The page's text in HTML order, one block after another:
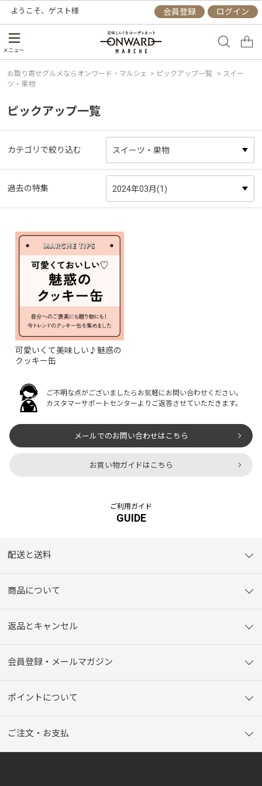
ようこそ、 ゲスト様 会員登録 ログイン
メニュー
お取り寄せグルメならオンワード・マルシェ > ピックアップ一覧
> スイー
ツ・果物
ピックアップ一覧
カテゴリで絞り込む
過去の特集
可愛いくて美味しい♪魅惑の
クッキー缶
ご不明な点がございましたらお気軽にお問い合わせください。
カスタマーサポートセンターよりご返答させていただきます。
メールでのお問い合わせはこちら
お買い物ガイドはこちら
ご利用ガイド
GUIDE
配送と送料
商品について
返品とキャンセル
会員登録・メールマガジン
ポイントについて
ご注文・お支払